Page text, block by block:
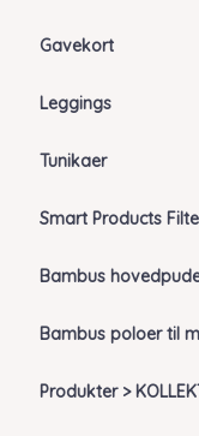
Gavekort
Leggings
Tunikaer
Smart Products
Bambus
Bambus poloer til
Produkter >